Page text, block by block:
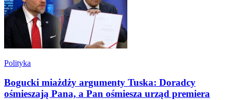
Polityka
Bogucki miażdży argumenty Tuska: Doradcy
ośmieszają Pana, a Pan ośmiesza urząd premiera